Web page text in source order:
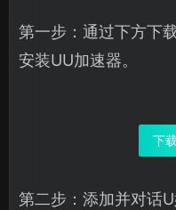
第一步：通过下方下
安装UU加速器。
下
第二步：添加并对话